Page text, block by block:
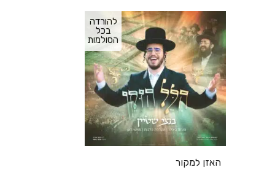
להורדה
בכל
הסולמות
האזן למקור